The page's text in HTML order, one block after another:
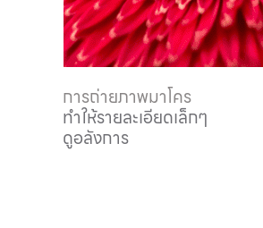
การถ่ายภาพมาโคร
ทำให้รายละเอียดเล็กๆ
ดูอลังการ